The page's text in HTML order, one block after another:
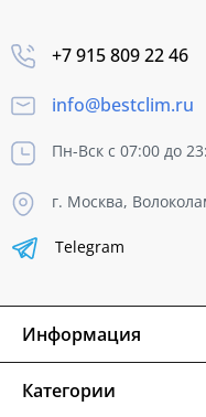
+7 915 809 22 46
info@bestclim.ru
Пн-Вск с 07:00 до
г. Москва,
Telegram
Информация
Категории